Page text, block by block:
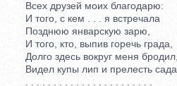
Всех друзей моих благодарю:
И того, с кем . . . я встречала
Позднюю январскую зарю,
И того, кто, выпив горечь града,
Долго здесь вокруг меня бродил,
Видел купы лип и прелесть сада